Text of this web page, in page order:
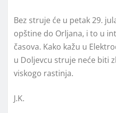
Bez struje će u petak 29.
opštine do Orljana, i to u
časova. Kako kažu u
u Doljevcu struje neće biti
viskogo rastinja.
J.K.